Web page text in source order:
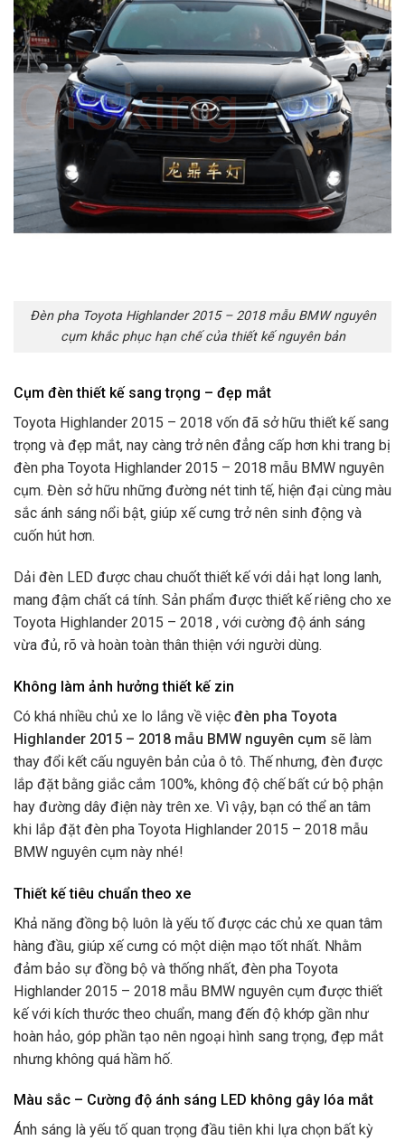
Đèn pha Toyota Highlander 2015 – 2018 mẫu BMW nguyên
cụm khắc phục hạn chế của thiết kế nguyên bản
Cụm đèn thiết kế sang trọng – đẹp mắt
Toyota Highlander 2015 – 2018 vốn đã sở hữu thiết kế sang
trọng và đẹp mắt, nay càng trở nên đẳng cấp hơn khi trang bị
đèn pha Toyota Highlander 2015 – 2018 mẫu BMW nguyên
cụm. Đèn sở hữu những đường nét tinh tế, hiện đại cùng màu
sắc ánh sáng nổi bật, giúp xế cưng trở nên sinh động và
cuốn hút hơn.
Dải đèn LED được chau chuốt thiết kế với dải hạt long lanh,
mang đậm chất cá tính. Sản phẩm được thiết kế riêng cho xe
Toyota Highlander 2015 – 2018 , với cường độ ánh sáng
vừa đủ, rõ và hoàn toàn thân thiện với người dùng.
Không làm ảnh hưởng thiết kế zin
Có khá nhiều chủ xe lo lắng về việc đèn pha Toyota
Highlander 2015 – 2018 mẫu BMW nguyên cụm sẽ làm
thay đổi kết cấu nguyên bản của ô tô. Thế nhưng, đèn được
lắp đặt bằng giắc cắm 100%, không độ chế bất cứ bộ phận
hay đường dây điện này trên xe. Vì vậy, bạn có thể an tâm
khi lắp đặt đèn pha Toyota Highlander 2015 – 2018 mẫu
BMW nguyên cụm này nhé!
Thiết kế tiêu chuẩn theo xe
Khả năng đồng bộ luôn là yếu tố được các chủ xe quan tâm
hàng đầu, giúp xế cưng có một diện mạo tốt nhất. Nhằm
đảm bảo sự đồng bộ và thống nhất, đèn pha Toyota
Highlander 2015 – 2018 mẫu BMW nguyên cụm được thiết
kế với kích thước theo chuẩn, mang đến độ khớp gần như
hoàn hảo, góp phần tạo nên ngoại hình sang trọng, đẹp mắt
nhưng không quá hầm hố.
Màu sắc – Cường độ ánh sáng LED không gây lóa mắt
Ánh sáng là yếu tố quan trọng đầu tiên khi lựa chọn bất kỳ